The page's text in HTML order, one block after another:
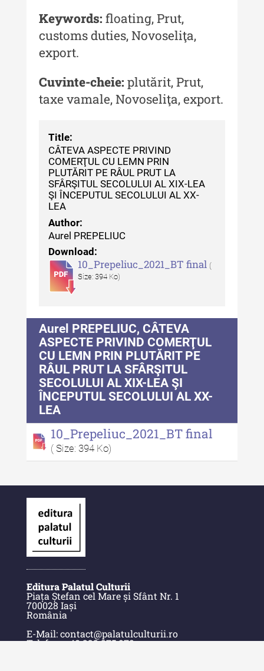
Patrimoniului - 2020
Buletinul Centrului de Cercetare
și Conservare-Restaurare a
Indexul Complet
culturală
MediCult - Revista de mediere
culturală IV (2025)
MediCult - Revista de mediere
culturală III (2024)
MediCult - Revista de mediere
culturală II (2023)
Indexul Complet
Acta Pangratia I (2023)
Acta Pangratia II (2024)
Acta Pangratia III (2025)
Indexul Complet
Alte publicatii, cataloage, volume de
autor
Informații Utile
Despre Editură
Contact
Keywords: floating, Prut,
customs duties, Novoseliţa,
export.
Cuvinte-cheie: plutărit, Prut,
taxe vamale, Novoseliţa, export.
Title:
CÂTEVA ASPECTE PRIVIND
COMERŢUL CU LEMN PRIN
PLUTĂRIT PE RÂUL PRUT LA
SFÂRŞITUL SECOLULUI AL XIX-LEA
ŞI ÎNCEPUTUL SECOLULUI AL XX-
LEA
Author:
Aurel PREPELIUC
Download:
10_Prepeliuc_2021_BT final (
Size: 394 Ko)
Aurel PREPELIUC, CÂTEVA
ASPECTE PRIVIND COMERŢUL
CU LEMN PRIN PLUTĂRIT PE
RÂUL PRUT LA SFÂRŞITUL
SECOLULUI AL XIX-LEA ŞI
ÎNCEPUTUL SECOLULUI AL XX-
LEA
10_Prepeliuc_2021_BT final
( Size: 394 Ko)
Editura Palatul Culturii
Piața Ștefan cel Mare și Sfânt Nr. 1
700028 Iași
România
E-Mail: contact@palatulculturii.ro
Telefon: +40.232.275.979